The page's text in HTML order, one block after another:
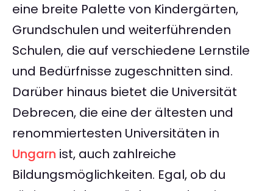
eine breite Palette von Kindergärten,
Grundschulen und weiterführenden
Schulen, die auf verschiedene Lernstile
und Bedürfnisse zugeschnitten sind.
Darüber hinaus bietet die Universität
Debrecen, die eine der ältesten und
renommiertesten Universitäten in
Ungarn ist, auch zahlreiche
Bildungsmöglichkeiten. Egal, ob du